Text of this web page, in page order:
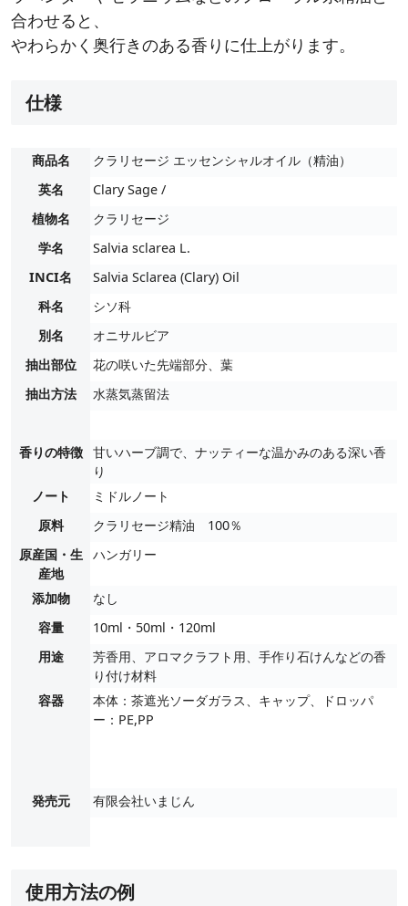
合わせると、
やわらかく奥行きのある香りに仕上がります。
仕様
商品名
クラリセージ エッセンシャルオイル（精油）
英名
Clary Sage /
植物名
クラリセージ
学名
Salvia sclarea L.
INCI名
Salvia Sclarea (Clary) Oil
科名
シソ科
別名
オニサルビア
抽出部位
花の咲いた先端部分、葉
抽出方法
水蒸気蒸留法
香りの特徴
甘いハーブ調で、ナッティーな温かみのある深い香
り
ノート
ミドルノート
原料
クラリセージ精油 100％
原産国・生
産地
ハンガリー
添加物
なし
容量
10ml・50ml・120ml
用途
芳香用、アロマクラフト用、手作り石けんなどの香
り付け材料
容器
本体：茶遮光ソーダガラス、キャップ、ドロッパ
ー：PE,PP
発売元 有限会社いまじん
使用方法の例